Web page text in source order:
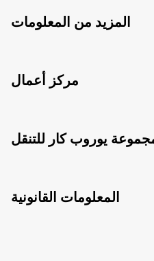
المزيد من المعلومات
مركز أعمال
يوروب كار للتنقل
المعلومات القانونية